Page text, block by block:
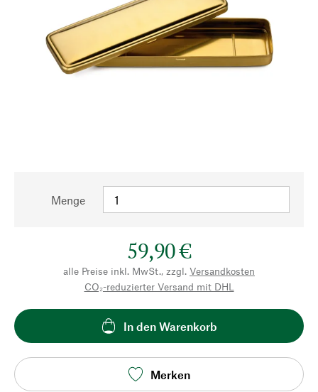
Menge
59,90 €
alle Preise inkl. MwSt., zzgl. Versandkosten
CO₂-reduzierter Versand mit DHL
In den Warenkorb
Merken